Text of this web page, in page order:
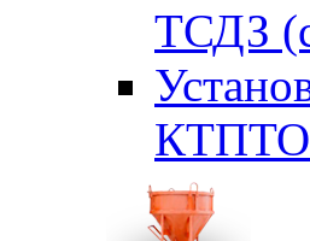
ТСДЗ
КТПТО